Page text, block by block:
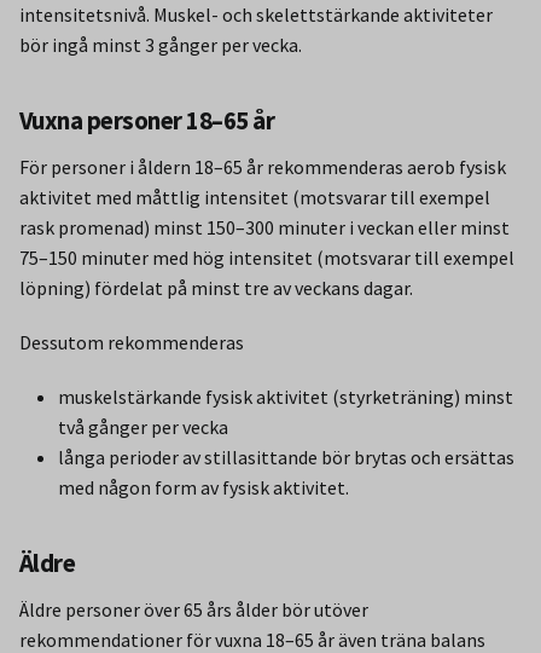
intensitetsnivå. Muskel- och skelettstärkande aktiviteter
bör ingå minst 3 gånger per vecka.
Vuxna personer 18–65 år
För personer i åldern 18–65 år rekommenderas aerob fysisk
aktivitet med måttlig intensitet (motsvarar till exempel
rask promenad) minst 150–300 minuter i veckan eller minst
75–150 minuter med hög intensitet (motsvarar till exempel
löpning) fördelat på minst tre av veckans dagar.
Dessutom rekommenderas
muskelstärkande fysisk aktivitet (styrketräning) minst
två gånger per vecka
långa perioder av stillasittande bör brytas och ersättas
med någon form av fysisk aktivitet.
Äldre
Äldre personer över 65 års ålder bör utöver
rekommendationer för vuxna 18–65 år även träna balans